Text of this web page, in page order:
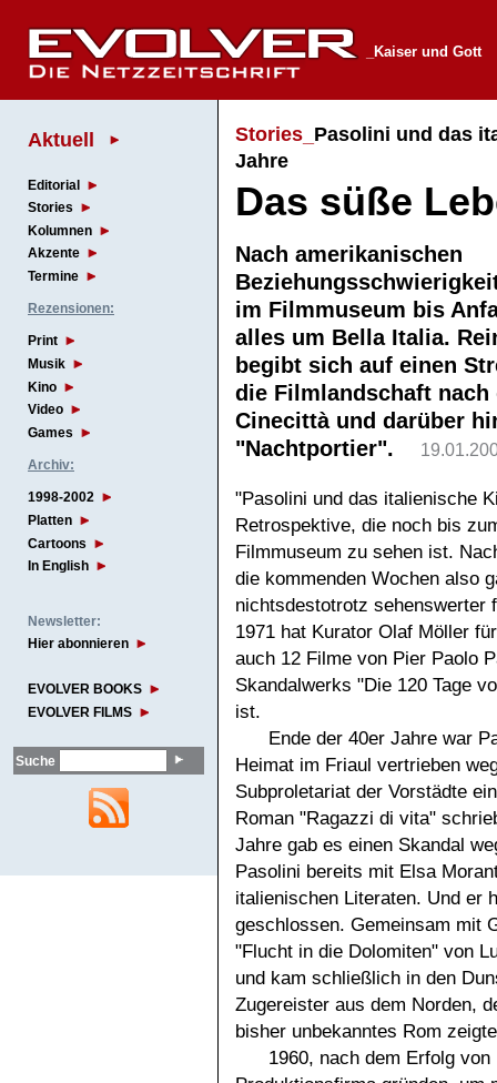
_Kaiser und Gott
Aktuell
Editorial
Stories
Kolumnen
Akzente
Termine
Rezensionen:
Print
Musik
Kino
Video
Games
Archiv:
1998-2002
Platten
Cartoons
In English
Newsletter:
Hier abonnieren
EVOLVER BOOKS
EVOLVER FILMS
Suche
Stories_ Pasolini und das
Jahre
Das süße
Nach amerikanischen
im Filmmuseum bis
alles um Bella Italia.
begibt sich auf einen
die Filmlandschaft
Cinecittà und darüber
"Nachtportier".
"Pasolini und das italienische
Retrospektive, die noch bis
Filmmuseum zu sehen ist.
die kommenden Wochen also
nichtsdestotrotz sehenswerter
1971 hat Kurator Olaf Möller
auch 12 Filme von Pier Paolo
Skandalwerks "Die 120 Tage
ist.
Ende der 40er Jahre war
Heimat im Friaul vertrieben
Subproletariat der Vorstädte
Roman "Ragazzi di vita"
Jahre gab es einen Skandal
Pasolini bereits mit Elsa
italienischen Literaten. Und er
geschlossen. Gemeinsam mit
"Flucht in die Dolomiten" von
und kam schließlich in den
Zugereister aus dem Norden,
bisher unbekanntes Rom
1960, nach dem Erfolg von